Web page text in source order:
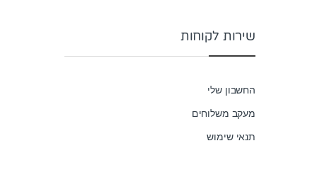
שירות לקוחות
החשבון שלי
מעקב משלוחים
תנאי שימוש